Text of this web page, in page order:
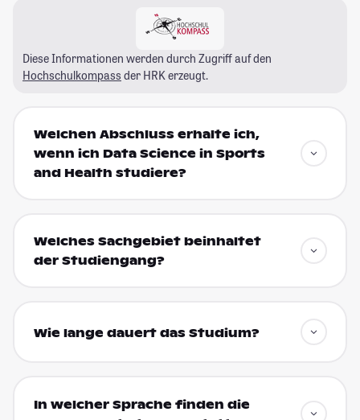
Diese Informationen werden durch Zugriff auf den
Hochschulkompass der HRK erzeugt.
Welchen Abschluss erhalte ich,
wenn ich Data Science in Sports
and Health studiere?
Welches Sachgebiet beinhaltet
der Studiengang?
Wie lange dauert das Studium?
In welcher Sprache finden die